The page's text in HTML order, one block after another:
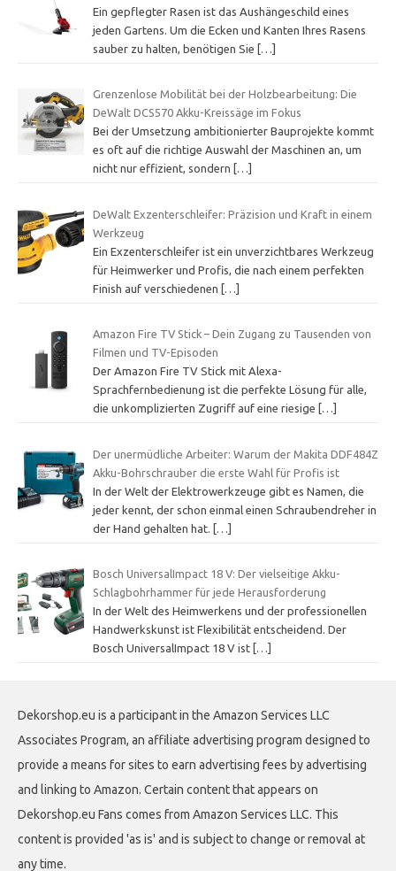
Ein gepflegter Rasen ist das Aushängeschild eines
jeden Gartens. Um die Ecken und Kanten Ihres Rasens
sauber zu halten, benötigen Sie […]
Grenzenlose Mobilität bei der Holzbearbeitung: Die
DeWalt DCS570 Akku-Kreissäge im Fokus
Bei der Umsetzung ambitionierter Bauprojekte kommt
es oft auf die richtige Auswahl der Maschinen an, um
nicht nur effizient, sondern
[…]
DeWalt Exzenterschleifer: Präzision und Kraft in einem
Werkzeug
Ein Exzenterschleifer ist ein unverzichtbares Werkzeug
für Heimwerker und Profis, die nach einem perfekten
Finish auf verschiedenen […]
Amazon Fire TV Stick – Dein Zugang zu Tausenden von
Filmen und TV-Episoden
Der Amazon Fire TV Stick mit Alexa-
Sprachfernbedienung ist die perfekte Lösung für alle,
die unkomplizierten Zugriff auf eine riesige
[…]
Der unermüdliche Arbeiter: Warum der Makita DDF484Z
Akku-Bohrschrauber die erste Wahl für Profis ist
In der Welt der Elektrowerkzeuge gibt es Namen, die
jeder kennt, der schon einmal einen Schraubendreher in
der Hand gehalten hat. […]
Bosch UniversalImpact 18 V: Der vielseitige Akku-
Schlagbohrhammer für jede Herausforderung
In der Welt des Heimwerkens und der professionellen
Handwerkskunst ist Flexibilität entscheidend. Der
Bosch UniversalImpact 18 V ist […]
Dekorshop.eu is a participant in the Amazon Services LLC
Associates Program, an affiliate advertising program designed to
provide a means for sites to earn advertising fees by advertising
and linking to Amazon. Certain content that appears on
Dekorshop.eu Fans comes from Amazon Services LLC. This
content is provided 'as is' and is subject to change or removal at
any time.